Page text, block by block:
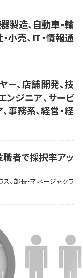
製造、自動車・輸
小売、IT・情報通
ー、店舗開発、技
ンジニア、サービ
事務系、経営・経
者で採択率アッ
、部長・マネージャクラ